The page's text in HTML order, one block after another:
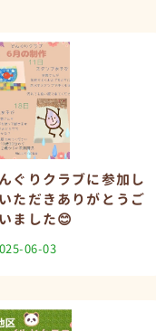
ぐりクラブに参加し
ただきありがとうご
ました😊
06-03